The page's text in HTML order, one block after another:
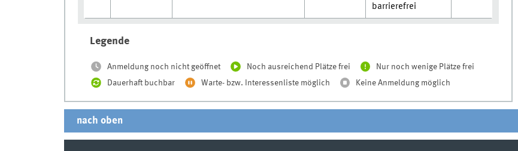
barrierefrei
Legende
Anmeldung noch nicht geöffnet Noch ausreichend Plätze frei
Nur noch wenige Plätze frei
Dauerhaft buchbar
Warte- bzw. Interessenliste möglich Keine Anmeldung möglich
nach oben